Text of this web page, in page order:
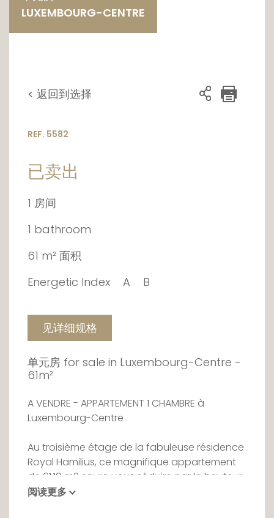
LUXEMBOURG-CENTRE
< 返回到选择
REF. 5582
已卖出
1 房间
1 bathroom
61 m² 面积
Energetic Index
A B
见详细规格
单元房 for sale in Luxembourg-Centre -
61m²
A VENDRE - APPARTEMENT 1 CHAMBRE à
Luxembourg-Centre
Au troisième étage de la fabuleuse résidence
Royal Hamilius, ce magnifique appartement
de 61.19 m2 saura vous séduire par la hauteur
de ses plafonds et sa luminosité prenante.
阅读更多